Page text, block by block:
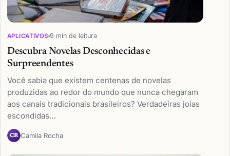
APLICATIVOS 9 min de leitura
Descubra Novelas Desconhecidas e
Surpreendentes
Você sabia que existem centenas de novelas
produzidas ao redor do mundo que nunca chegaram
aos canais tradicionais brasileiros? Verdadeiras joias
escondidas…
CR Camila Rocha